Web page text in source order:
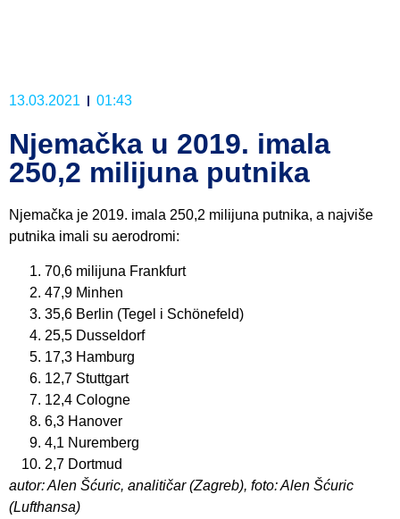
13.03.2021 01:43
Njemačka u 2019. imala
250,2 milijuna putnika
Njemačka je 2019. imala 250,2 milijuna putnika, a najviše
putnika imali su aerodromi:
70,6 milijuna Frankfurt
47,9 Minhen
35,6 Berlin (Tegel i Schönefeld)
25,5 Dusseldorf
17,3 Hamburg
12,7 Stuttgart
12,4 Cologne
6,3 Hanover
4,1 Nuremberg
2,7 Dortmud
autor: Alen Šćuric, analitičar (Zagreb), foto: Alen Šćuric
(Lufthansa)